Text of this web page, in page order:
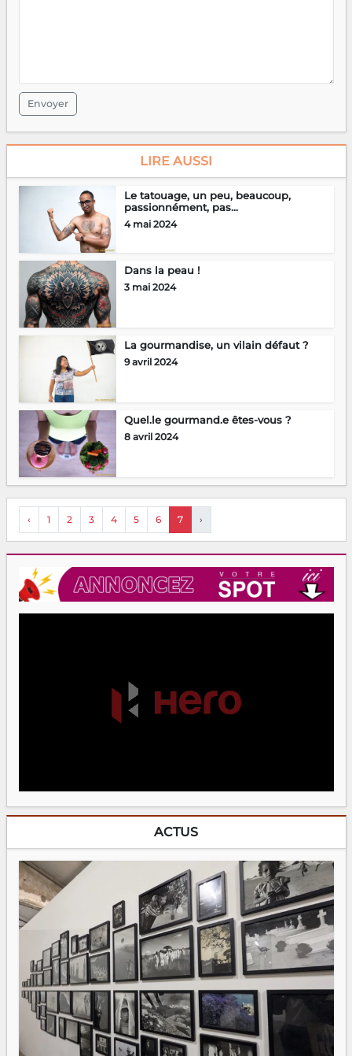
Envoyer
LIRE AUSSI
Le tatouage, un peu, beaucoup,
passionnément, pas...
4 mai 2024
Dans la peau !
3 mai 2024
La gourmandise, un vilain défaut ?
9 avril 2024
Quel.le gourmand.e êtes-vous ?
8 avril 2024
‹ 1 2 3 4 5 6 7 ›
ACTUS